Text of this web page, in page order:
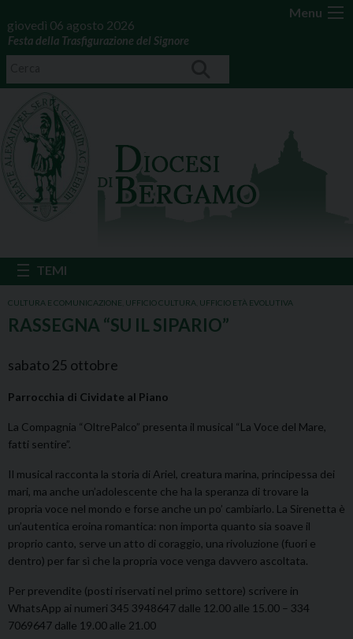
Menu
giovedì 06 agosto 2026
Festa della Trasfigurazione del Signore
CULTURA E COMUNICAZIONE UFFICIO CULTURA UFFICIO ETÀ EVOLUTIVA
RASSEGNA “SU IL SIPARIO”
sabato 25 ottobre
Parrocchia di Cividate al Piano
La Compagnia “OltrePalco” presenta il musical “La Voce del Mare,
fatti sentire”.
Il musical racconta la storia di Ariel, creatura marina, principessa dei
mari, ma anche un’adolescente che ha la speranza di trovare la
propria voce nel mondo e forse anche un po’ cambiarlo. La Sirenetta è
un’autentica eroina romantica: non importa quanto sia soave il
proprio canto, serve un atto di coraggio, una rivoluzione (fuori e
dentro) per far sì che la propria voce venga davvero ascoltata.
Per prevendite (posti riservati nel primo settore) scrivere in
WhatsApp ai numeri 345 3948647 dalle 12.00 alle 15.00 – 334
7069647 dalle 19.00 alle 21.00